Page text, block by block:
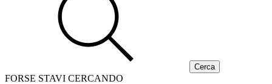
FORSE STAVI CERCANDO